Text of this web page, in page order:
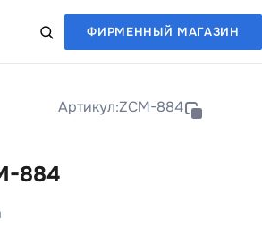
ФИРМЕННЫЙ МАГАЗИН
Артикул:ZCM-884
884